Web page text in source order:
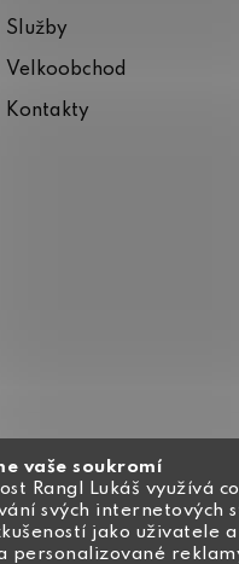
vaše soukromí
Rangl Lukáš využívá
svých internetových
jako uživatele
personalizované
Služby
Velkoobchod
Kontakty